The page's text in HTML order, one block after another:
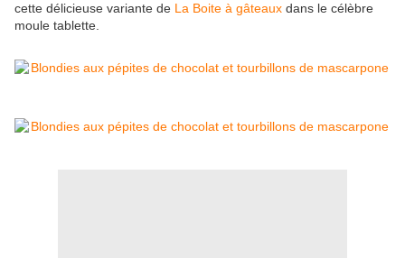
cette délicieuse variante de La Boite à gâteaux dans le célèbre
moule tablette.